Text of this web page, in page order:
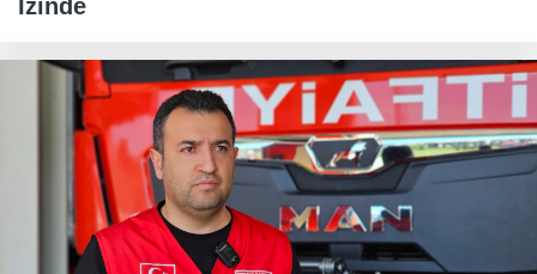
İzinde